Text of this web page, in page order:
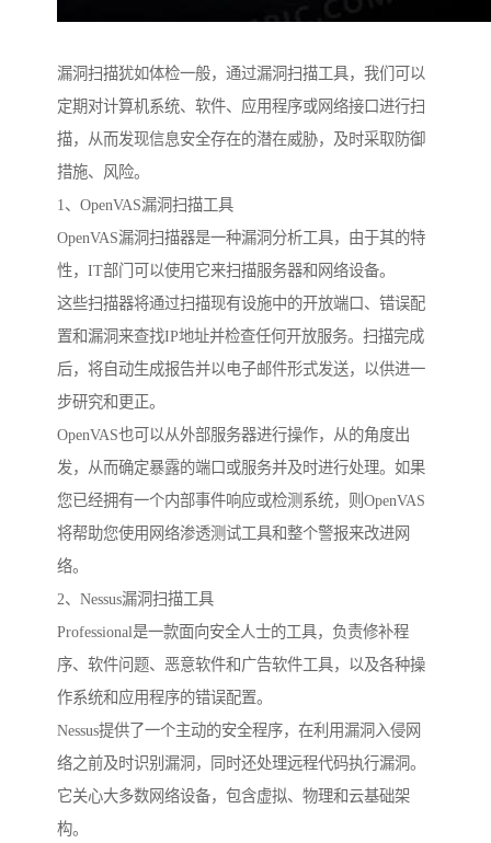
漏洞扫描犹如体检一般，通过漏洞扫描工具，我们可以
定期对计算机系统、软件、应用程序或网络接口进行扫
描，从而发现信息安全存在的潜在威胁，及时采取防御
措施、风险。
1、OpenVAS漏洞扫描工具
OpenVAS漏洞扫描器是一种漏洞分析工具，由于其的特
性，IT部门可以使用它来扫描服务器和网络设备。
这些扫描器将通过扫描现有设施中的开放端口、错误配
置和漏洞来查找IP地址并检查任何开放服务。扫描完成
后，将自动生成报告并以电子邮件形式发送，以供进一
步研究和更正。
OpenVAS也可以从外部服务器进行操作，从的角度出
发，从而确定暴露的端口或服务并及时进行处理。如果
您已经拥有一个内部事件响应或检测系统，则OpenVAS
将帮助您使用网络渗透测试工具和整个警报来改进网
络。
2、Nessus漏洞扫描工具
Professional是一款面向安全人士的工具，负责修补程
序、软件问题、恶意软件和广告软件工具，以及各种操
作系统和应用程序的错误配置。
Nessus提供了一个主动的安全程序，在利用漏洞入侵网
络之前及时识别漏洞，同时还处理远程代码执行漏洞。
它关心大多数网络设备，包含虚拟、物理和云基础架
构。